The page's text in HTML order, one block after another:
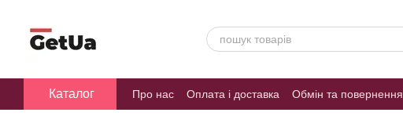
Каталог Про нас Оплата і доставка Обмін та повернення